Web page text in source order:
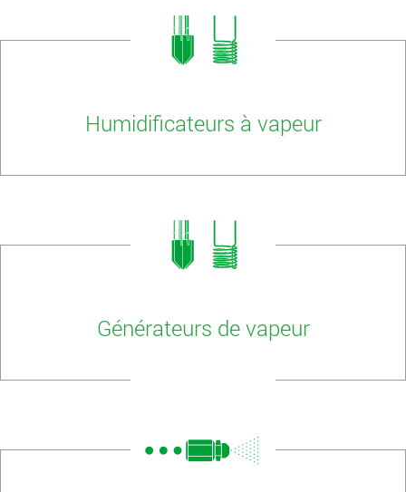
Humidificateurs à vapeur
Générateurs de vapeur